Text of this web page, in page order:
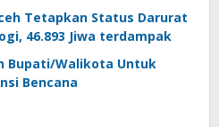
Tetapkan Status Darurat
46.893 Jiwa terdampak
Bupati/Walikota Untuk
Bencana